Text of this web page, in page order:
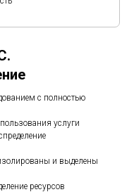
с полностью
услуги
и выделены
ресурсов